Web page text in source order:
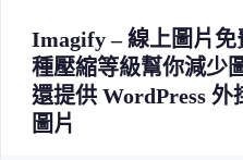
Imagify – 線上圖片
種壓縮等級幫你減少
還提供 WordPress 外
圖片